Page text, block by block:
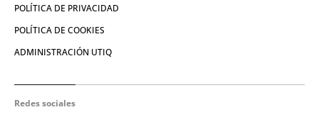
POLÍTICA DE PRIVACIDAD
POLÍTICA DE COOKIES
ADMINISTRACIÓN UTIQ
Redes sociales